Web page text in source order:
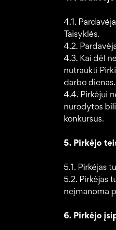
4.1.
Taisyklės.
4.2.
4.3. Kai dėl
nutraukti
darbo dienas.
4.4. Pirkėjui
nurodytos
konkursus.
5. Pirkėjo
5.1. Pirkėjas
5.2. Pirkėjas
neįmanoma
6. Pirkėjo